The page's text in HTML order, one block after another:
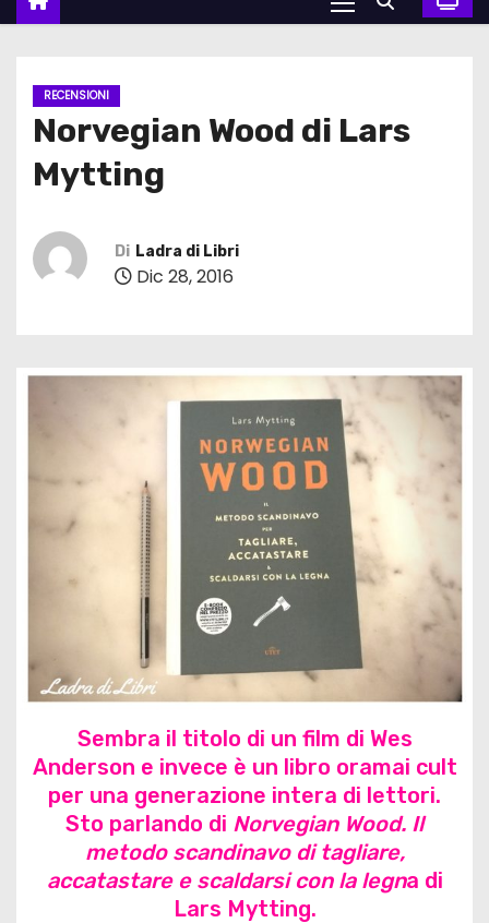
RECENSIONI
Norvegian Wood di Lars
Mytting
Di Ladra di Libri
Dic 28, 2016
Sembra il titolo di un film di Wes
Anderson e invece è un libro oramai cult
per una generazione intera di lettori.
Sto parlando di Norvegian Wood. Il
metodo scandinavo di tagliare,
accatastare e scaldarsi con la legna di
Lars Mytting.